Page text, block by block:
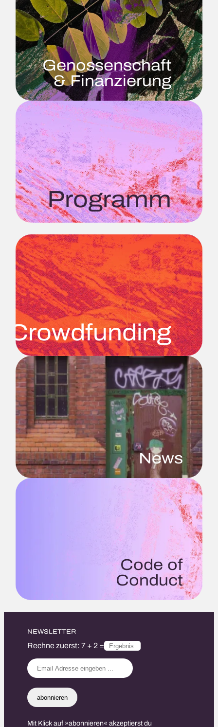
Genossenschaft
& Finanzierung
Programm
Crowdfunding
News
Code of
Conduct
NEWSLETTER
Rechne zuerst: 7 + 2 =
abonnieren
Mit Klick auf »abonnieren« akzeptierst du